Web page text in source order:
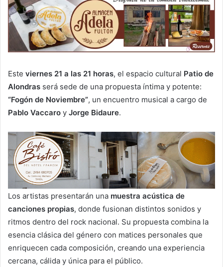
Este viernes 21 a las 21 horas, el espacio cultural Patio de
Alondras será sede de una propuesta íntima y potente:
“Fogón de Noviembre”, un encuentro musical a cargo de
Pablo Vaccaro y Jorge Bidaure.
Los artistas presentarán una muestra acústica de
canciones propias, donde fusionan distintos sonidos y
ritmos dentro del rock nacional. Su propuesta combina la
esencia clásica del género con matices personales que
enriquecen cada composición, creando una experiencia
cercana, cálida y única para el público.